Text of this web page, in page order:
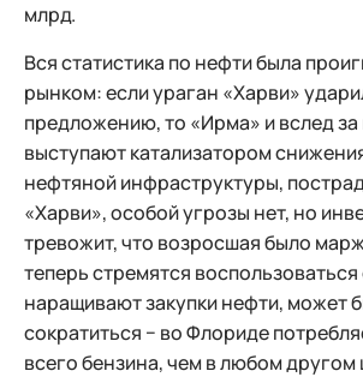
млрд.
Вся статистика по нефти была
рынком: если ураган «Харви»
предложению, то «Ирма» и вслед за
выступают катализатором
нефтяной инфраструктуры,
«Харви», особой угрозы нет, но
тревожит, что возросшая было
теперь стремятся воспользоваться
наращивают закупки нефти, может
сократиться − во Флориде
всего бензина, чем в любом